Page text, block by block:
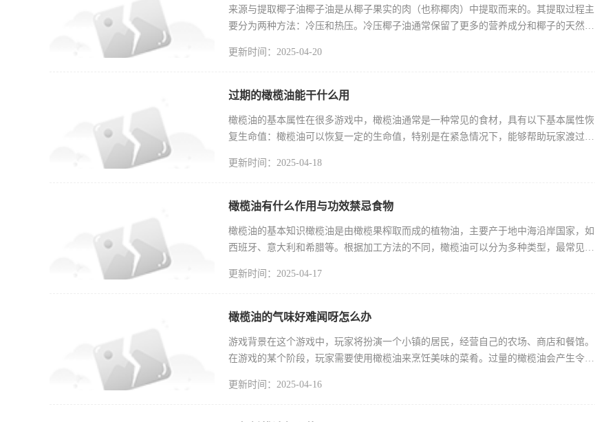
来源与提取椰子油椰子油是从椰子果实的肉（也称椰肉）中提取而来的。其提取过程主
要分为两种方法：冷压和热压。冷压椰子油通常保留了更多的营养成分和椰子的天然香
更新时间：2025-04-20
过期的橄榄油能干什么用
橄榄油的基本属性在很多游戏中，橄榄油通常是一种常见的食材，具有以下基本属性恢
复生命值：橄榄油可以恢复一定的生命值，特别是在紧急情况下，能够帮助玩家渡过难
更新时间：2025-04-18
橄榄油有什么作用与功效禁忌食物
橄榄油的基本知识橄榄油是由橄榄果榨取而成的植物油，主要产于地中海沿岸国家，如
西班牙、意大利和希腊等。根据加工方法的不同，橄榄油可以分为多种类型，最常见的
更新时间：2025-04-17
橄榄油的气味好难闻呀怎么办
游戏背景在这个游戏中，玩家将扮演一个小镇的居民，经营自己的农场、商店和餐馆。
在游戏的某个阶段，玩家需要使用橄榄油来烹饪美味的菜肴。过量的橄榄油会产生令人
更新时间：2025-04-16